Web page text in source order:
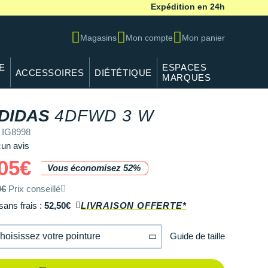
Expédition en 24h
Magasins Mon compte Mon panier
ACCESSOIRES DIÉTÉTIQUE
ESPACES
MARQUES
4DFWD 3 WREF IG8998
IG8998
avis
Vous économisez 52%
Prix conseillé
frais : 52,50€ LIVRAISON OFFERTE*
votre pointure
36.2/3 En rupture
Guide de taille